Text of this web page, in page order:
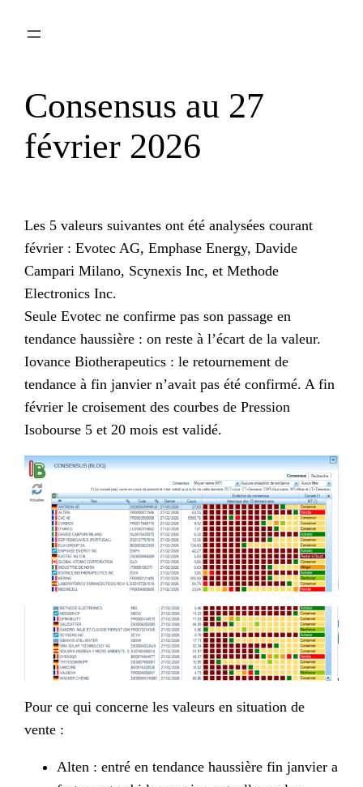
Consensus au 27
février 2026
Les 5 valeurs suivantes ont été analysées courant
février : Evotec AG, Emphase Energy, Davide
Campari Milano, Scynexis Inc, et Methode
Electronics Inc.
Seule Evotec ne confirme pas son passage en
tendance haussière : on reste à l’écart de la valeur.
Iovance Biotherapeutics : le retournement de
tendance à fin janvier n’avait pas été confirmé. A fin
février le croisement des courbes de Pression
Isobourse 5 et 20 mois est validé.
Pour ce qui concerne les valeurs en situation de
vente :
Alten : entré en tendance haussière fin janvier a